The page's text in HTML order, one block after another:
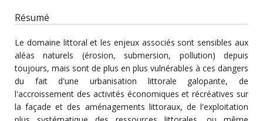
Résumé
Le domaine littoral et les enjeux associés sont sensibles aux
aléas naturels (érosion, submersion, pollution) depuis
toujours, mais sont de plus en plus vulnérables à ces dangers
du fait d'une urbanisation littorale galopante, de
l'accroissement des activités économiques et récréatives sur
la façade et des aménagements littoraux, de l'exploitation